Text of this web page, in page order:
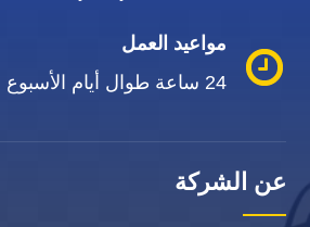
مواعيد العمل
24 ساعة طوال أيام الأسبوع
عن الشركة